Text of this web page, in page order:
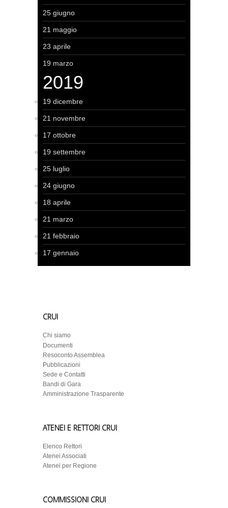
25 giugno
21 maggio
23 aprile
19 marzo
2019
19 dicembre
21 novembre
17 ottobre
19 settembre
25 luglio
24 giugno
18 aprile
21 marzo
21 febbraio
17 gennaio
CRUI
Chi siamo
Documenti
Resoconto Assemblea
Pubblicazioni
Sede e Contatti
Bandi di Gara
Amministrazione Trasparente
ATENEI E RETTORI CRUI
Elenco Rettori
Atenei Associati
Atenei per Regione
COMMISSIONI CRUI